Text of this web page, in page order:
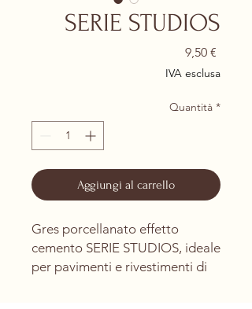
SERIE STUDIOS
9,50 €
IVA esclusa
Quantità *
Aggiungi al carrello
Gres porcellanato effetto
cemento SERIE STUDIOS, ideale
per pavimenti e rivestimenti di